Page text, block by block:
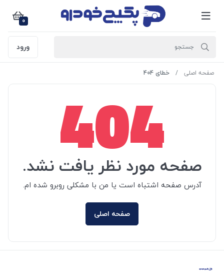
0
ورود
صفحه اصلی خطای 404
404
صفحه مورد نظر یافت نشد.
آدرس صفحه اشتباه است یا من با مشکلی روبرو شده ام.
صفحه اصلی